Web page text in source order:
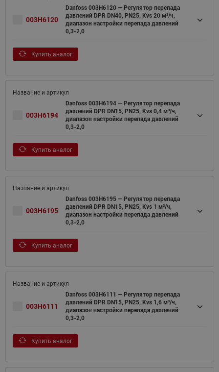
003H6120
Danfoss 003H6120 — Регулятор перепада
давлений DPR DN40, PN25, Kvs 20 м³/ч,
диапазон настройки перепада давлений
0,3-2,0
Купить аналог
003H6194
Danfoss 003H6194 — Регулятор перепада
давлений DPR DN15, PN25, Kvs 0,4 м³/ч,
диапазон настройки перепада давлений
0,3-2,0
Купить аналог
003H6195
Danfoss 003H6195 — Регулятор перепада
давлений DPR DN15, PN25, Kvs 1 м³/ч,
диапазон настройки перепада давлений
0,3-2,0
Купить аналог
003H6111
Danfoss 003H6111 — Регулятор перепада
давлений DPR DN15, PN25, Kvs 1,6 м³/ч,
диапазон настройки перепада давлений
0,3-2,0
Купить аналог